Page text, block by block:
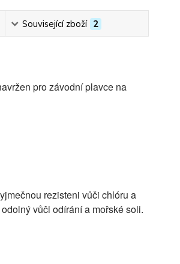
Související zboží 2
pro závodní plavce na
rezisteni vůči chlóru a
vůči odírání a mořské soli.